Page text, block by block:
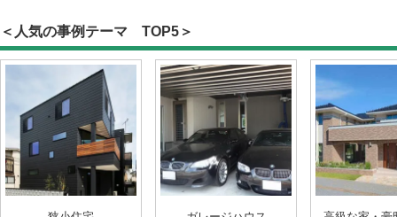
＜人気の事例テーマ TOP5＞